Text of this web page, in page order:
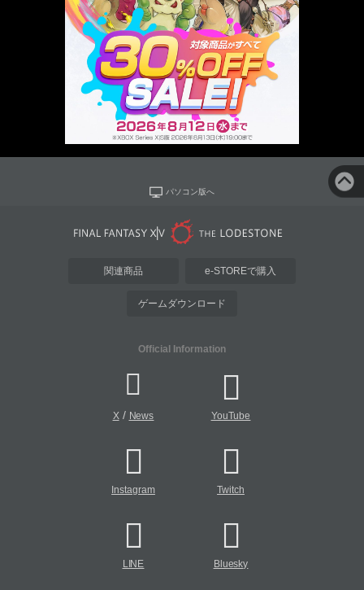
パソコン版へ
関連商品 e-STOREで購入
ゲームダウンロード
Official Information
X/ News YouTube
Instagram Twitch
LINE Bluesky